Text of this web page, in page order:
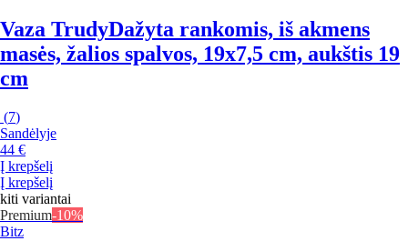
Vaza TrudyDažyta rankomis, iš akmens
masės, žalios spalvos, 19x7,5 cm, aukštis 19
cm
(7)
Sandėlyje
44 €
Į krepšelį
Į krepšelį
kiti variantai
Premium-10%
Bitz